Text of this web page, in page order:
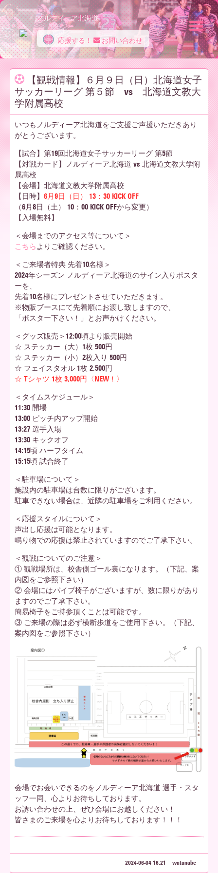
ノ
ル
デ
ィ
ー
ア
北
海
道
ノルディーア北海道
応援する！ お問い合わせ
【観戦情報】６月９日（日）北海道女子
サッカーリーグ 第５節 vs 北海道文教大
学附属高校
いつもノルディーア北海道をご支援ご声援いただきあり
がとうございます。
【試合】第19回北海道女子サッカーリーグ 第5節
【対戦カード】ノルディーア北海道 vs 北海道文教大学附
属高校
【会場】北海道文教大学附属高校
【日時】 6月9日（日） 13：30 KICK OFF
（6月8日（土） 10：00 KICK OFFから変更）
【入場無料】
＜会場までのアクセス等について＞
こちら よりご確認ください。
＜ご来場者特典 先着10名様＞
2024年シーズン ノルディーア北海道のサイン入りポスタ
ーを、
先着10名様にプレゼントさせていただきます。
※物販ブースにて先着順にお渡し致しますので、
「ポスター下さい！」とお声かけください。
＜グッズ販売＞12:00頃より販売開始
☆ ステッカー（大）1枚 500円
☆ ステッカー（小）2枚入り 500円
☆ フェイスタオル 1枚 2,500円
☆ Tシャツ 1枚 3,000円〈NEW！〉
＜タイムスケジュール＞
11:30 開場
13:00 ピッチ内アップ開始
13:27 選手入場
13:30 キックオフ
14:15頃 ハーフタイム
15:15頃 試合終了
＜駐車場について＞
施設内の駐車場は台数に限りがございます。
駐車できない場合は、近隣の駐車場をご利用ください。
＜応援スタイルについて＞
声出し応援は可能となります。
鳴り物での応援は禁止されていますのでご了承下さい。
＜観戦についてのご注意＞
① 観戦場所は、校舎側ゴール裏になります。（下記、案
内図をご参照下さい）
② 会場にはパイプ椅子がございますが、数に限りがあり
ますのでご了承下さい。
簡易椅子をご持参頂くことは可能です。
③ ご来場の際は必ず横断歩道をご使用下さい。（下記、
案内図をご参照下さい）
会場でお会いできるのをノルディーア北海道 選手・スタ
ッフ一同、心よりお待ちしております。
お誘い合わせの上、ぜひ会場にお越しください！
皆さまのご来場を心よりお待ちしております！！！
2024-06-04 16:21 watanabe